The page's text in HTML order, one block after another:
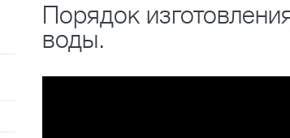
Порядок
воды.